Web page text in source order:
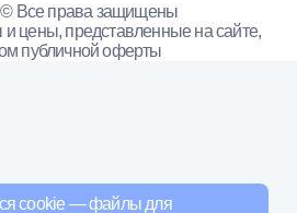
cookie — файлы для
© Все права защищены
цены, представленные на сайте,
публичной оферты